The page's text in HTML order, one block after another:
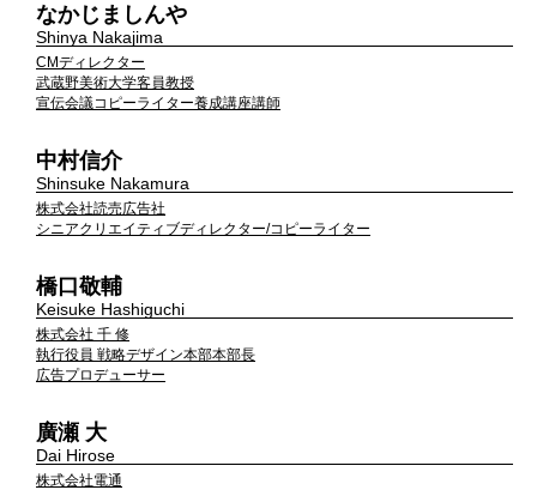
なかじましんや
Shinya Nakajima
CMディレクター
武蔵野美術大学客員教授
宣伝会議コピーライター養成講座講師
中村信介
Shinsuke Nakamura
株式会社読売広告社
シニアクリエイティブディレクター/コピーライター
橋口敬輔
Keisuke Hashiguchi
株式会社 千 修
執行役員 戦略デザイン本部本部長
広告プロデューサー
廣瀬 大
Dai Hirose
株式会社電通